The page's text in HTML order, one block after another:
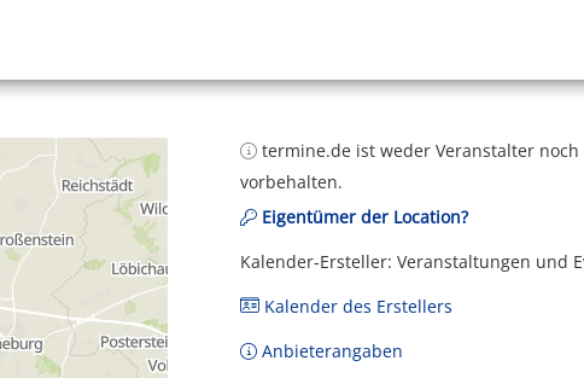
termine.de ist weder Veranstalter noch
vorbehalten.
Eigentümer der Location?
Kalender-Ersteller: Veranstaltungen und
Kalender des Erstellers
Anbieterangaben